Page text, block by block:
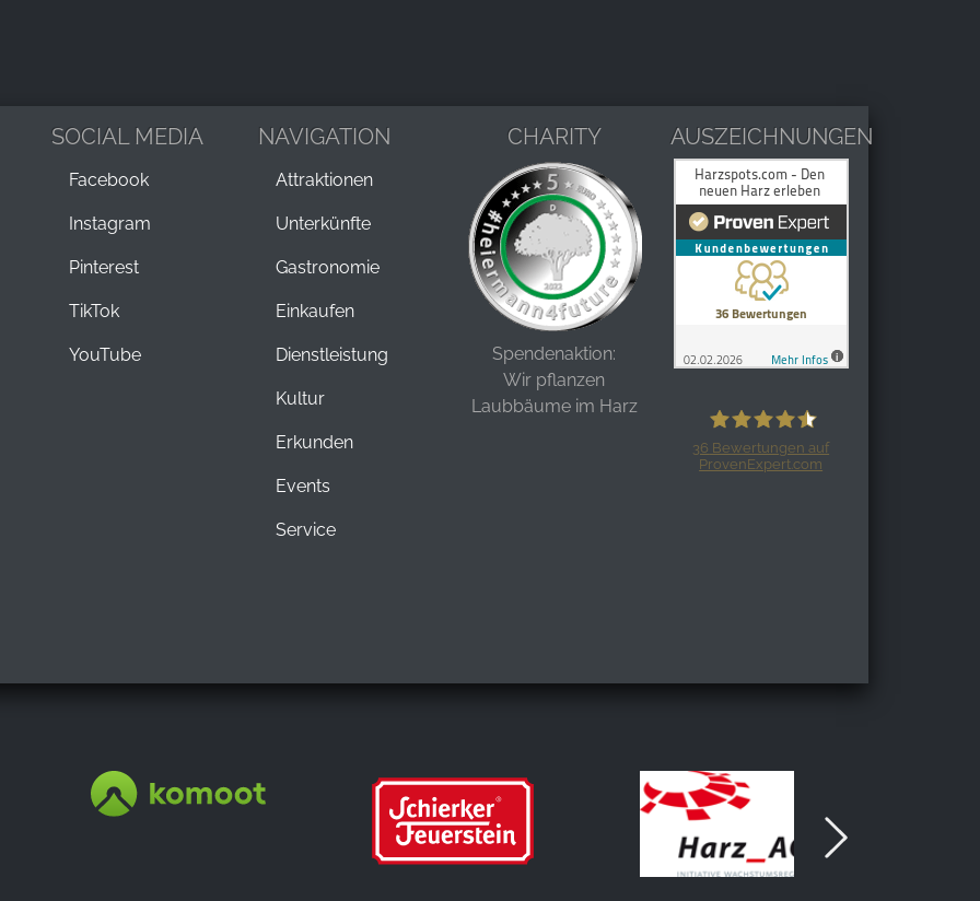
SOCIAL MEDIA
Facebook
Instagram
Pinterest
TikTok
YouTube
NAVIGATION
Attraktionen
Unterkünfte
Gastronomie
Einkaufen
Dienstleistung
Kultur
Erkunden
Events
Service
CHARITY
Spendenaktion:
Wir pflanzen
Laubbäume im Harz
AUSZEICHNUNGEN
36 Bewertungen auf
ProvenExpert.com